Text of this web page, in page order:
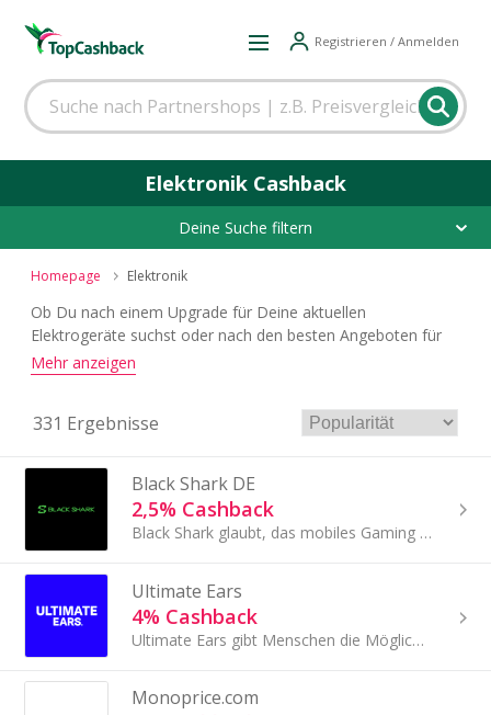
Registrieren / Anmelden
Elektronik Cashback
Deine Suche filtern
Homepage Elektronik
Ob Du nach einem Upgrade für Deine aktuellen
Elektrogeräte suchst oder nach den besten Angeboten für
die neusten Innovationen stöberst – Wir haben die besten
Cashback-Angebote im Bereich
Mehr anzeigen
331 Ergebnisse
Black Shark DE
2,5% Cashback
Black Shark glaubt, das mobiles Gaming unendliches Potential hat. Black Shark fokussiert sich auf diese ganzen Aspekte um nicht nur das weltweit stärk
Ultimate Ears
4% Cashback
Ultimate Ears gibt Menschen die Möglichkeit, ihre Welt spontan mit Musik zu verändern.
Monoprice.com